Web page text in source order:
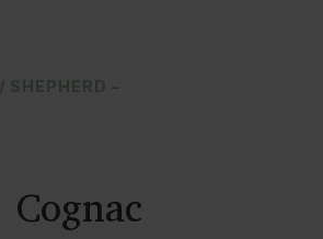
/ SHEPHERD –